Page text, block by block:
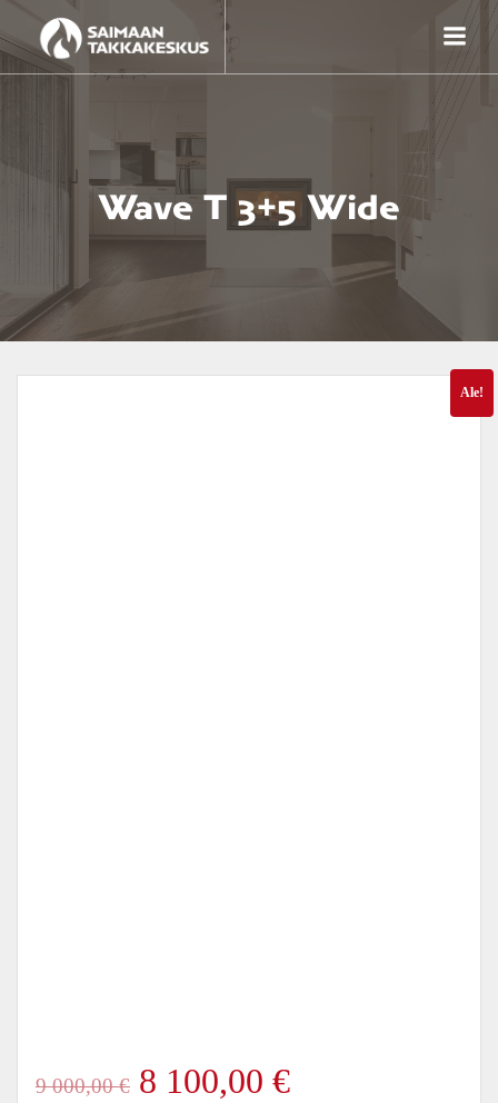
to
content
Wave T 3+5 Wide
Ale!
9 000,00€ Alkuperäinen
8 100,00 €Nykyinen